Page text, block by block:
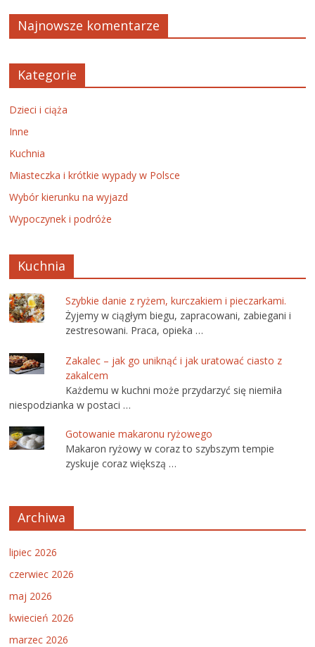
Najnowsze komentarze
Kategorie
Dzieci i ciąża
Inne
Kuchnia
Miasteczka i krótkie wypady w Polsce
Wybór kierunku na wyjazd
Wypoczynek i podróże
Kuchnia
Szybkie danie z ryżem, kurczakiem i pieczarkami.
Żyjemy w ciągłym biegu, zapracowani, zabiegani i
zestresowani. Praca, opieka …
Zakalec – jak go uniknąć i jak uratować ciasto z
zakalcem
Każdemu w kuchni może przydarzyć się niemiła
niespodzianka w postaci …
Gotowanie makaronu ryżowego
Makaron ryżowy w coraz to szybszym tempie
zyskuje coraz większą …
Archiwa
lipiec 2026
czerwiec 2026
maj 2026
kwiecień 2026
marzec 2026